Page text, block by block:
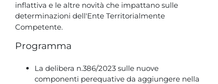
inflattiva e le altre novità che impattano sulle
determinazioni dell'Ente Territorialmente
Competente.
Programma
La delibera n.386/2023 sulle nuove
componenti perequative da aggiungere nella